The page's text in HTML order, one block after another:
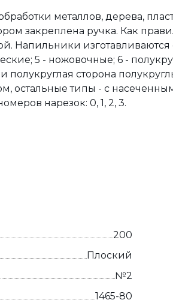
металлов, дерева,
закреплена ручка. Как
Напильники
5 - ножовочные; 6 -
сторона
остальные типы - с
нарезок: 0, 1, 2, 3.
200
Плоский
№2
1465-80